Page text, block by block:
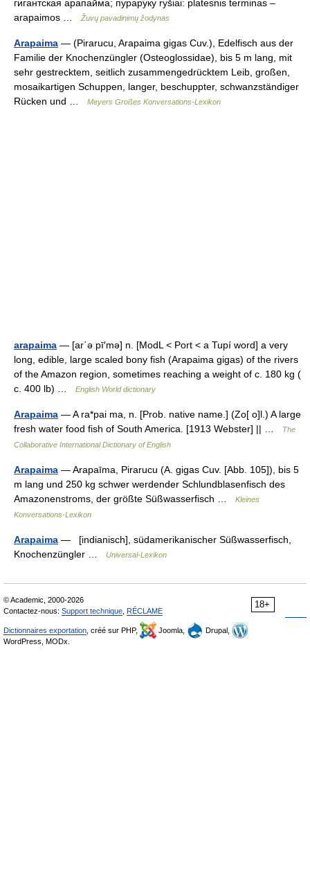
гигантская арапайма; пураруку ryšiai: platesnis terminas –
arapaimos …
Žuvų pavadinimų žodynas
Arapaima — (Pirarucu, Arapaima gigas Cuv.), Edelfisch aus der
Familie der Knochenzüngler (Osteoglossidae), bis 5 m lang, mit
sehr gestrecktem, seitlich zusammengedrücktem Leib, großen,
mosaikartigen Schuppen, langer, beschuppter, schwanzständiger
Rücken und …
Meyers Großes Konversations-Lexikon
arapaima — [ar΄ə pī′mə] n. [ModL < Port < a Tupí word] a very
long, edible, large scaled bony fish (Arapaima gigas) of the rivers
of the Amazon region, sometimes reaching a weight of c. 180 kg (
c. 400 lb) …
English World dictionary
Arapaima — A ra*pai ma, n. [Prob. native name.] (Zo[ o]l.) A large
fresh water food fish of South America. [1913 Webster] || …
The
Collaborative International Dictionary of English
Arapaima — Arapaīma, Pirarucu (A. gigas Cuv. [Abb. 105]), bis 5
m lang und 250 kg schwer werdender Schlundblasenfisch des
Amazonenstroms, der größte Süßwasserfisch …
Kleines
Konversations-Lexikon
Arapaima — [indianisch], südamerikanischer Süßwasserfisch,
Knochenzüngler …
Universal-Lexikon
18+
© Academic, 2000-2026
Contactez-nous: Support technique RÉCLAME
Dictionnaires exportation , créé sur PHP, Joomla,
Drupal,
WordPress, MODx.